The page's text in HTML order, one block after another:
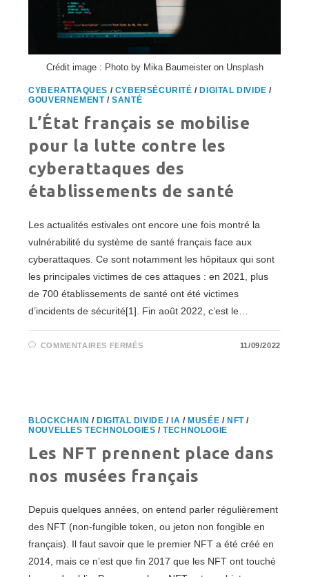
Crédit image : Photo by Mika Baumeister on Unsplash
CYBERATTAQUES / CYBERSÉCURITÉ / DIGITAL DIVIDE /
GOUVERNEMENT/SANTÉ
L’État français se mobilise
pour la lutte contre les
cyberattaques des
établissements de santé
Les actualités estivales ont encore une fois montré la
vulnérabilité du système de santé français face aux
cyberattaques. Ce sont notamment les hôpitaux qui sont
les principales victimes de ces attaques : en 2021, plus
de 700 établissements de santé ont été victimes
d’incidents de sécurité[1]. Fin août 2022, c’est le…
COMMENTAIRES FERMÉSSUR
CONTRE
LES
CYBERATTAQUES
ÉTABLISSEMENTS
DE
11/09/2022
BLOCKCHAIN / DIGITAL DIVIDE / IA / MUSÉE / NFT/
NOUVELLES TECHNOLOGIES /TECHNOLOGIE
Les NFT prennent place dans
nos musées français
Depuis quelques années, on entend parler régulièrement
des NFT (non-fungible token, ou jeton non fongible en
français). Il faut savoir que le premier NFT a été créé en
2014, mais ce n’est que fin 2017 que les NFT ont touché